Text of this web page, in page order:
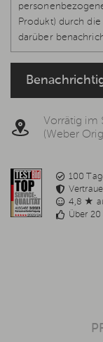
Produkt) durch
darüber
verfügbare
7 DS-GVO,
widerrufen
erhalten.
Vorrätig im
(Weber
100
4,8 ★
Über 20